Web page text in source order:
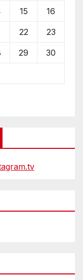
15 16
22 23
29 30